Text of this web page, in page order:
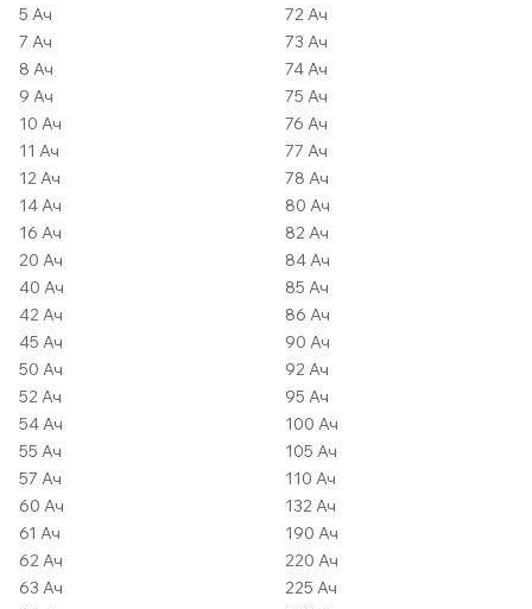
5 Ач
7 Ач
8 Ач
9 Ач
10 Ач
11 Ач
12 Ач
14 Ач
16 Ач
20 Ач
40 Ач
42 Ач
45 Ач
50 Ач
52 Ач
54 Ач
55 Ач
57 Ач
60 Ач
61 Ач
62 Ач
63 Ач
72 Ач
73 Ач
74 Ач
75 Ач
76 Ач
77 Ач
78 Ач
80 Ач
82 Ач
84 Ач
85 Ач
86 Ач
90 Ач
92 Ач
95 Ач
100 Ач
105 Ач
110 Ач
132 Ач
190 Ач
220 Ач
225 Ач